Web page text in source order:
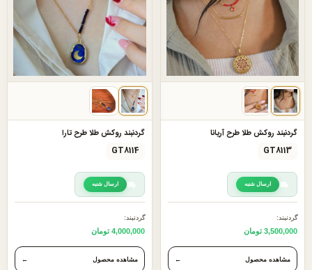
گردنبند روکش طلا طرح آریانا
GT8113
ارسال شنبه
گردنبند:
3,500,000 تومان
مشاهده محصول ←
گردنبند روکش طلا طرح تارا
GT8114
ارسال شنبه
گردنبند:
4,000,000 تومان
مشاهده محصول ←